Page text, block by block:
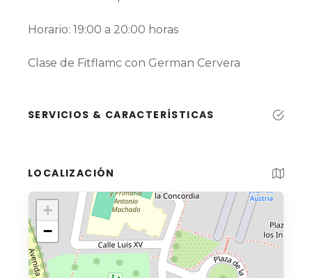
Horario: 19:00 a 20:00 horas
Clase de Fitflamc con German Cervera
SERVICIOS & CARACTERÍSTICAS
LOCALIZACIÓN
+
−